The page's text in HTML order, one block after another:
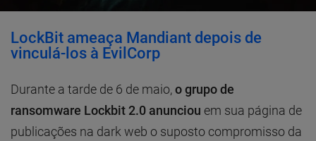
LockBit ameaça Mandiant depois de
vinculá-los à EvilCorp
Durante a tarde de 6 de maio,o grupo de
ransomware Lockbit 2.0 anunciou em sua página de
publicações na dark web o suposto compromisso da